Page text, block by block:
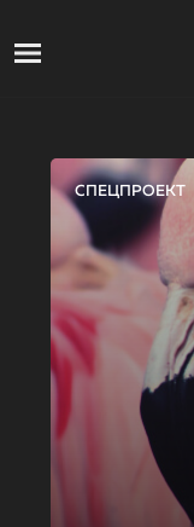
СПЕЦПРОЕКТ